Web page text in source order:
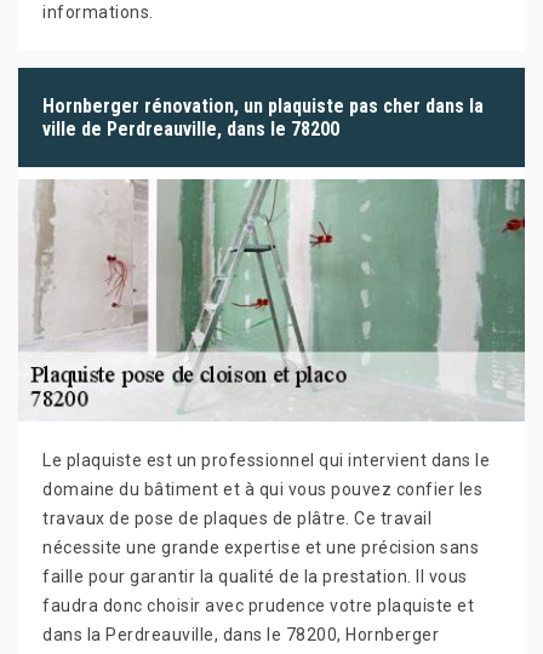
informations.
Hornberger rénovation, un plaquiste pas cher dans la
ville de Perdreauville, dans le 78200
Le plaquiste est un professionnel qui intervient dans le
domaine du bâtiment et à qui vous pouvez confier les
travaux de pose de plaques de plâtre. Ce travail
nécessite une grande expertise et une précision sans
faille pour garantir la qualité de la prestation. Il vous
faudra donc choisir avec prudence votre plaquiste et
dans la Perdreauville, dans le 78200, Hornberger